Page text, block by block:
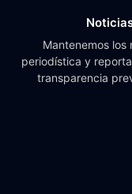
Mantenemos
periodística y
transparencia